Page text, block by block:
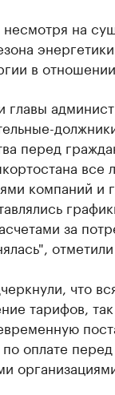
на
в
главы
перед
все
компаний и
за
что
тарифов,
по оплате